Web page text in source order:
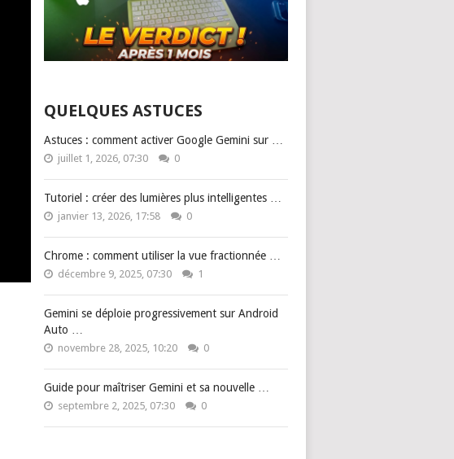
QUELQUES ASTUCES
Astuces : comment activer Google Gemini sur …
juillet 1, 2026, 07:30 0
Tutoriel : créer des lumières plus intelligentes …
janvier 13, 2026, 17:58 0
Chrome : comment utiliser la vue fractionnée …
décembre 9, 2025, 07:30 1
Gemini se déploie progressivement sur Android
Auto …
novembre 28, 2025, 10:20 0
Guide pour maîtriser Gemini et sa nouvelle …
septembre 2, 2025, 07:30 0